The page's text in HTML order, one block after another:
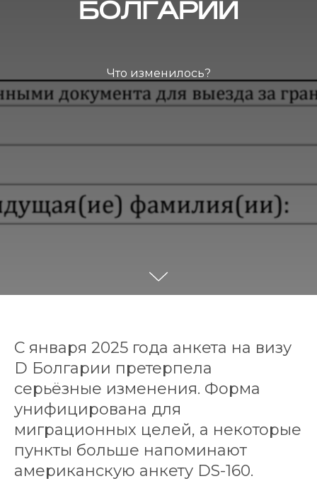
БОЛГАРИИ
Что изменилось?
С января 2025 года анкета на визу
D Болгарии претерпела
серьёзные изменения. Форма
унифицирована для
миграционных целей, а некоторые
пункты больше напоминают
американскую анкету DS-160.